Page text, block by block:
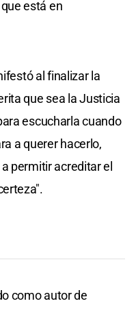
está en
al finalizar la
que sea la Justicia
escucharla cuando
a querer hacerlo,
permitir acreditar el
como autor de